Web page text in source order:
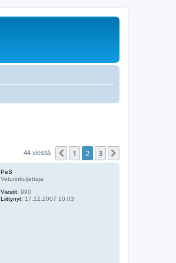
44 viestiä Edellinen
1 2 3
PeS
Veturinkuljettaja
Viestit: 990
Liittynyt: 17.12.2007 10:03